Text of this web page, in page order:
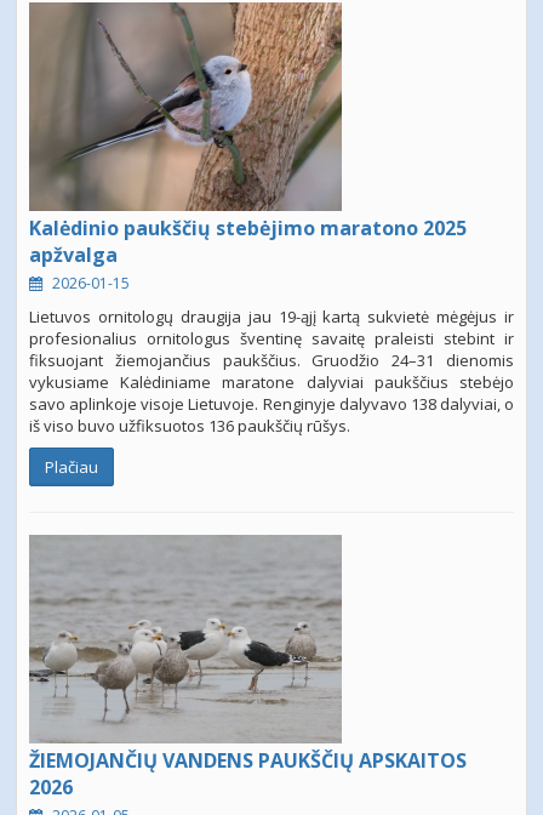
Kalėdinio paukščių stebėjimo maratono 2025
apžvalga
2026-01-15
Lietuvos ornitologų draugija jau 19-ąjį kartą sukvietė mėgėjus ir
profesionalius ornitologus šventinę savaitę praleisti stebint ir
fiksuojant žiemojančius paukščius. Gruodžio 24–31 dienomis
vykusiame Kalėdiniame maratone dalyviai paukščius stebėjo
savo aplinkoje visoje Lietuvoje. Renginyje dalyvavo 138 dalyviai, o
iš viso buvo užfiksuotos 136 paukščių rūšys.
Plačiau
ŽIEMOJANČIŲ VANDENS PAUKŠČIŲ APSKAITOS
2026